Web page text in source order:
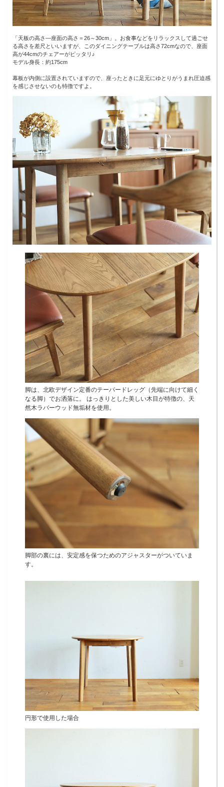
「天板の高さ―座面の高さ＝26～30cm」。お食事などをリラックスして過ごせ
る高さを差尺といいますが、このダイニングテーブルは高さ72cmなので、座面
高が44cmのチェアーがピッタリ♪
モデル身長：約175cm
幕板が内側に設置されていますので、座ったときに足元にゆとりがうまれ圧迫感
を感じさせないのも特徴ですよ。
脚は、北欧デザイン定番のテーパードレッグ（先端に向けて細く
なる脚）でお洒落に。 はっきりとした美しい木目が特徴の、天
然木ラバーウッド無垢材を使用。
脚部の裏には、安定感を保つためのアジャスターがついていま
す。
円形で使用した場合